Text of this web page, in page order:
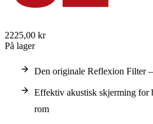
2225,00 kr
På lager
Den originale Reflexion Filter
Effektiv akustisk skjerming for
rom